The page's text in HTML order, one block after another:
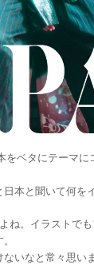
をベタにテーマ
本と聞いて何を
ね。イラストで
いなと常々思い